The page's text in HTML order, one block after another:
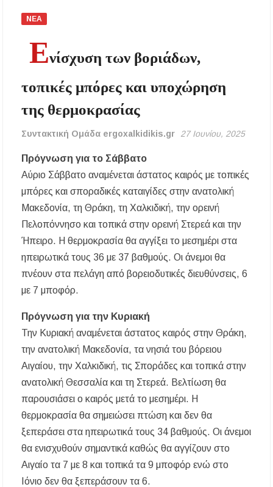
πανήγυρη του Παρεκκλησίου Μεταμορφώσεως
του Σωτήρος στην Παραλία Διονυσίου
Έρευνα απαντάει: Πόσο χρόνο κερδίζουμε
υπερβαίνοντας το όριο ταχύτητας;
Χαλκιδική: Άμεση η κατάσβεση πυρκαγιάς σε
χαμηλή βλάστηση στην περιοχή του Πόρτο
Η ΘΕΙΑ ΜΕΤΑΜΟΡΦΩΣΙΣ ΤΟΥ ΣΩΤΗΡΟΣ
ΗΜΩΝ ΙΗΣΟΥ ΧΡΙΣΤΟΥ ΣΤΟ
ΠΛΑΤΑΝΟΧΩΡΙ ΚΑΙ ΣΤΗ ΣΑΡΑΚΗΝΑ
Υπογράφηκε η σύμβαση για την ενεργειακή
αναβάθμιση του Μουσικού Γυμνασίου Νέας
Προποντίδας
Δήμος Κασσάνδρας: Εντός μικροβιολογικών
ορίων το νερό στη Σίβηρη – Τέλος η
προληπτική απαγόρευση χρήσης
Ιερά Πανήγυρις: Κοιμήσεως Θεοτόκου
Πορταριάς Χαλκιδικής
ΥΓΙΑΙΝΕΙΝ: Δωρεάν προληπτικές εξετάσεις
μέσω του προγράμματος «ΠΡΟΛΑΜΒΑΝΩ»
έως το 2030
Σίβηρη Χαλκιδικής: Απαγόρευση χρήσης του
νερού για πόση μετά από μικροβιολογική
επιβάρυνση
Χαλκιδική: Οι ουρές στα σύνορα των Ευζώνων
«φρενάρουν» τον τουρισμό – Πολύωρη αναμονή
και απώλειες στις κρατήσεις
ΝΕΑ
Ενίσχυση των βοριάδων,
τοπικές μπόρες και υποχώρηση
της θερμοκρασίας
Συντακτική Ομάδα ergoxalkidikis.gr 27 Ιουνίου, 2025
Πρόγνωση για το Σάββατο
Αύριο Σάββατο αναμένεται άστατος καιρός με τοπικές
μπόρες και σποραδικές καταιγίδες στην ανατολική
Μακεδονία, τη Θράκη, τη Χαλκιδική, την ορεινή
Πελοπόννησο και τοπικά στην ορεινή Στερεά και την
Ήπειρο. Η θερμοκρασία θα αγγίξει το μεσημέρι στα
ηπειρωτικά τους 36 με 37 βαθμούς. Οι άνεμοι θα
πνέουν στα πελάγη από βορειοδυτικές διευθύνσεις, 6
με 7 μποφόρ.
Πρόγνωση για την Κυριακή
Την Κυριακή αναμένεται άστατος καιρός στην Θράκη,
την ανατολική Μακεδονία, τα νησιά του βόρειου
Αιγαίου, την Χαλκιδική, τις Σποράδες και τοπικά στην
ανατολική Θεσσαλία και τη Στερεά. Βελτίωση θα
παρουσιάσει ο καιρός μετά το μεσημέρι. Η
θερμοκρασία θα σημειώσει πτώση και δεν θα
ξεπεράσει στα ηπειρωτικά τους 34 βαθμούς. Οι άνεμοι
θα ενισχυθούν σημαντικά καθώς θα αγγίζουν στο
Αιγαίο τα 7 με 8 και τοπικά τα 9 μποφόρ ενώ στο
Ιόνιο δεν θα ξεπεράσουν τα 6.